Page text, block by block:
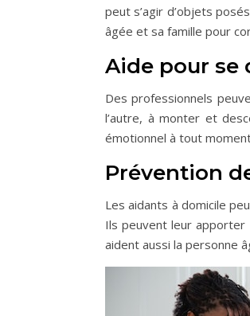
peut s’agir d’objets
âgée et sa famille pour
Aide pour se
Des professionnels
l’autre, à monter et
émotionnel à tout
Prévention
Les aidants à domicile
Ils peuvent leur apporter
aident aussi la personne